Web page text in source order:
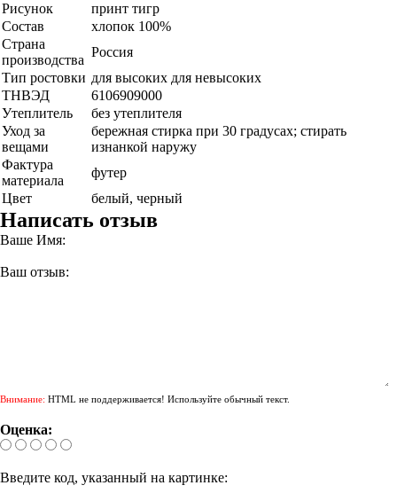
Рисунок
принт тигр
Состав
хлопок 100%
Страна
производства
Россия
Тип ростовки для высоких для невысоких
ТНВЭД
6106909000
Утеплитель
без утеплителя
Уход за
вещами
бережная стирка при 30 градусах; стирать
изнанкой наружу
Фактура
материала
футер
Цвет
белый, черный
Написать отзыв
Ваше Имя:
Ваш отзыв:
Внимание: HTML не поддерживается! Используйте обычный текст.
Оценка:
Введите код, указанный на картинке: